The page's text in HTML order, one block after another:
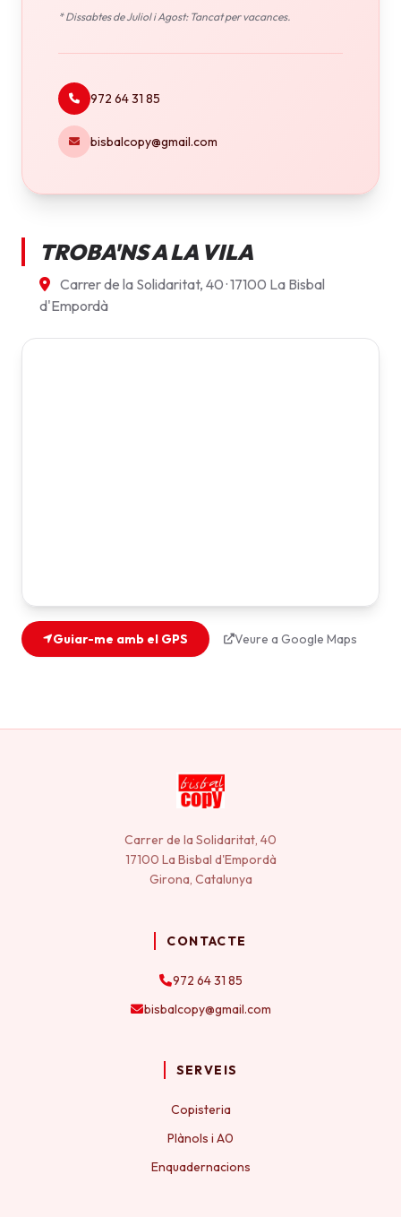
* Dissabtes de Juliol i Agost: Tancat per vacances.
972 64 31 85
bisbalcopy@gmail.com
TROBA'NS A LA VILA
Carrer de la Solidaritat, 40 · 17100 La Bisbal
d'Empordà
Guiar-me amb el GPS Veure a Google Maps
Carrer de la Solidaritat, 40
17100 La Bisbal d'Empordà
Girona, Catalunya
CONTACTE
972 64 31 85
bisbalcopy@gmail.com
SERVEIS
Copisteria
Plànols i A0
Enquadernacions